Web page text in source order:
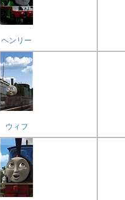
ヘンリー
ウィフ